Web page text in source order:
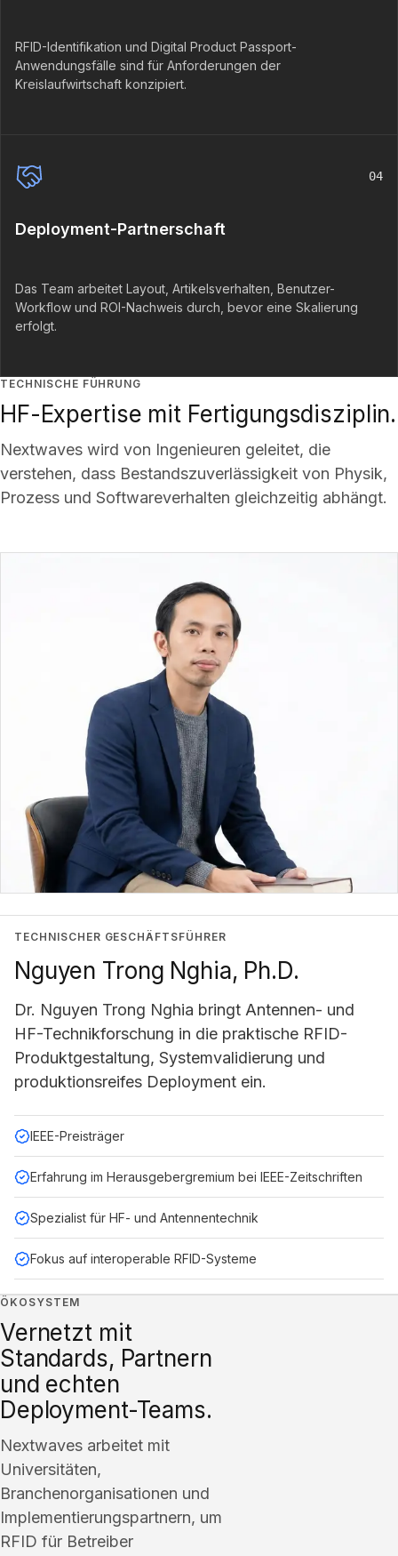
RFID-Identifikation und Digital Product Passport-
Anwendungsfälle sind für Anforderungen der
Kreislaufwirtschaft konzipiert.
04
Deployment-Partnerschaft
Das Team arbeitet Layout, Artikelsverhalten, Benutzer-
Workflow und ROI-Nachweis durch, bevor eine Skalierung
erfolgt.
TECHNISCHE FÜHRUNG
HF-Expertise mit Fertigungsdisziplin.
Nextwaves wird von Ingenieuren geleitet, die
verstehen, dass Bestandszuverlässigkeit von Physik,
Prozess und Softwareverhalten gleichzeitig abhängt.
TECHNISCHER GESCHÄFTSFÜHRER
Nguyen Trong Nghia, Ph.D.
Dr. Nguyen Trong Nghia bringt Antennen- und
HF-Technikforschung in die praktische RFID-
Produktgestaltung, Systemvalidierung und
produktionsreifes Deployment ein.
IEEE-Preisträger
Erfahrung im Herausgebergremium bei IEEE-Zeitschriften
Spezialist für HF- und Antennentechnik
Fokus auf interoperable RFID-Systeme
ÖKOSYSTEM
Vernetzt mit
Standards, Partnern
und echten
Deployment-Teams.
Nextwaves arbeitet mit
Universitäten,
Branchenorganisationen und
Implementierungspartnern, um
RFID für Betreiber